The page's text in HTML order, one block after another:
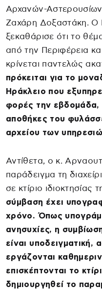
Αρχανών-
Ζαχάρη Δοξαστάκη. Ο
ξεκαθάρισε ότι το
από την Περιφέρεια
κρίνεται παντελώς
πρόκειται για το
Ηράκλειο που
φορές την εβδομάδα,
αποθήκες του
αρχείου των
Αντίθετα, ο κ.
παράδειγμα τη
σε κτίριο ιδιοκτησίας
σύμβαση έχει
χρόνο. Όπως
ανησυχίες, η
είναι υποδειγματική,
εργάζονται
επισκέπτονται το
δημιουργηθεί το